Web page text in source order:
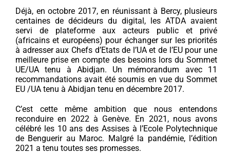
Déjà, en octobre 2017, en réunissant à Bercy, plusieurs
centaines de décideurs du digital, les ATDA avaient
servi de plateforme aux acteurs public et privé
(africains et européens) pour échanger sur les priorités
à adresser aux Chefs d’Etats de l’UA et de l’EU pour une
meilleure prise en compte des besoins lors du Sommet
UE/UA tenu à Abidjan. Un mémorandum avec 11
recommandations avait été soumis en vue du Sommet
EU /UA tenu à Abidjan tenu en décembre 2017.
C’est cette même ambition que nous entendons
reconduire en 2022 à Genève. En 2021, nous avons
célébré les 10 ans des Assises à l’Ecole Polytechnique
de Benguerir au Maroc. Malgré la pandémie, l’édition
2021 a tenu toutes ses promesses.